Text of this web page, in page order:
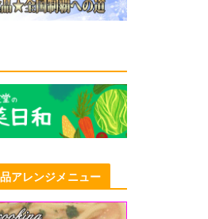
アレンジメニュー